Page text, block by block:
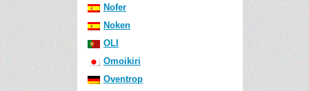
Nofer
Noken
OLI
Omoikiri
Oventrop